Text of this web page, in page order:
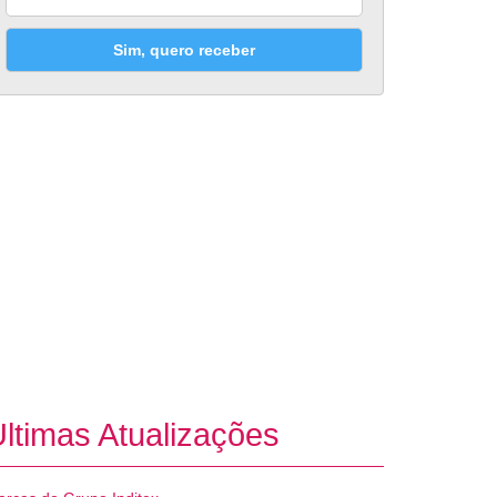
Sim, quero receber
Atualizações